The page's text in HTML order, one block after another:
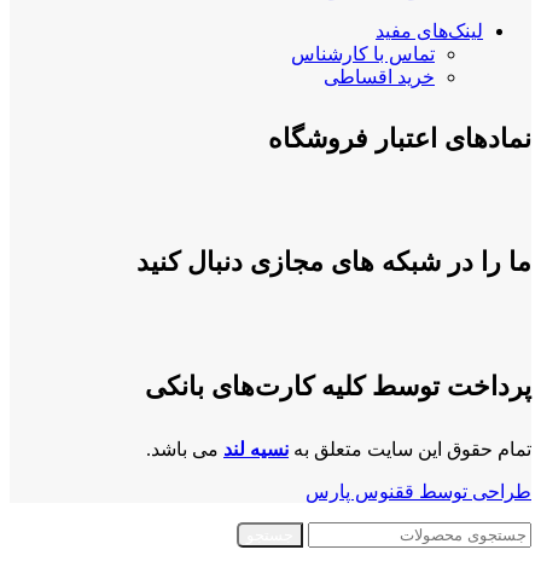
لینک‌های مفید
تماس با کارشناس
خرید اقساطی
نمادهای اعتبار فروشگاه
ما را در شبکه های مجازی دنبال کنید
پرداخت توسط کلیه کارت‌های بانکی
تمام حقوق این سایت متعلق به نسیه لند می باشد.
طراحی توسط ققنوس پارس